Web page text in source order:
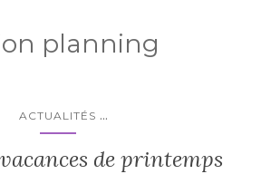
planning
ACTUALITÉS ...
de printemps